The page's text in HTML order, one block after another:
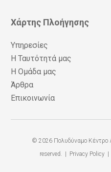
Χάρτης Πλοήγησης
Υπηρεσίες
Η Ταυτότητά μας
Η Ομάδα μας
Άρθρα
Επικοινωνία
© 2026 Πολυδύναμο Κέντρο
reserved. |
Privacy Policy|